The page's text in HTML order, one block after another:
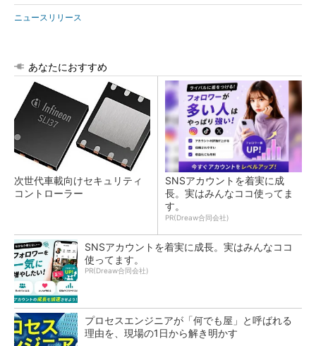
ニュースリリース
あなたにおすすめ
次世代車載向けセキュリティ
コントローラー
SNSアカウントを着実に成
長。実はみんなココ使ってま
す。
PR(Dreaw合同会社)
SNSアカウントを着実に成長。実はみんなココ
使ってます。
PR(Dreaw合同会社)
プロセスエンジニアが「何でも屋」と呼ばれる
理由を、現場の1日から解き明かす